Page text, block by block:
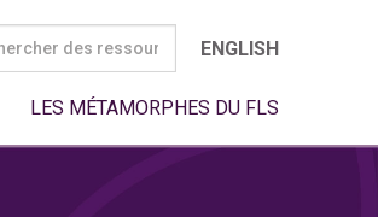
ENGLISH
LES MÉTAMORPHES DU FLS